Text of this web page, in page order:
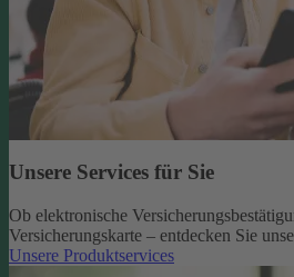
Unsere Services für Sie
Ob elektronische
Versicherungskarte – entdecken Sie
Unsere Produktservices